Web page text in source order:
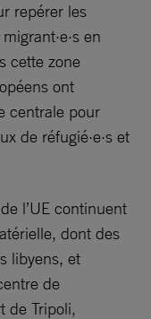
repérer les
en
cette zone
ont
centrale pour
de réfugié·e·s et
l’UE continuent
dont des
libyens, et
de
de Tripoli,